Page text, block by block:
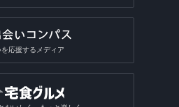
応援するメディア